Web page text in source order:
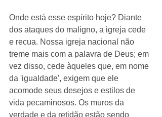
Onde está esse espírito hoje? Diante
dos ataques do maligno, a igreja cede
e recua. Nossa igreja nacional não
treme mais com a palavra de Deus; em
vez disso, cede àqueles que, em nome
da 'igualdade', exigem que ele
acomode seus desejos e estilos de
vida pecaminosos. Os muros da
verdade e da retidão estão sendo